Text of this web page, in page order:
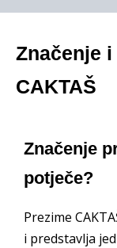
Značenje
CAKTAŠ
Značenje
potječe?
Prezime
i predstavlja